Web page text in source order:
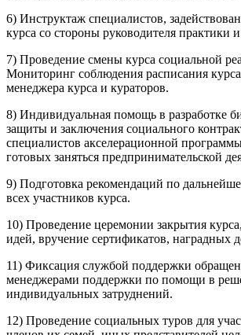
6) Инструктаж специалистов,
курса со стороны руководителя практики
7) Проведение смены курса социальной
Мониторинг соблюдения расписания
менеджера курса и кураторов.
8) Индивидуальная помощь в разработке
защиты и заключения социального
специалистов акселерационной
готовых заняться предпринимательской
9) Подготовка рекомендаций по
всех участников курса.
10) Проведение церемонии закрытия
идей, вручение сертификатов, наградных
11) Фиксация службой поддержки
менеджерами поддержки по помощи в
индивидуальных затруднений.
12) Проведение социальных туров для